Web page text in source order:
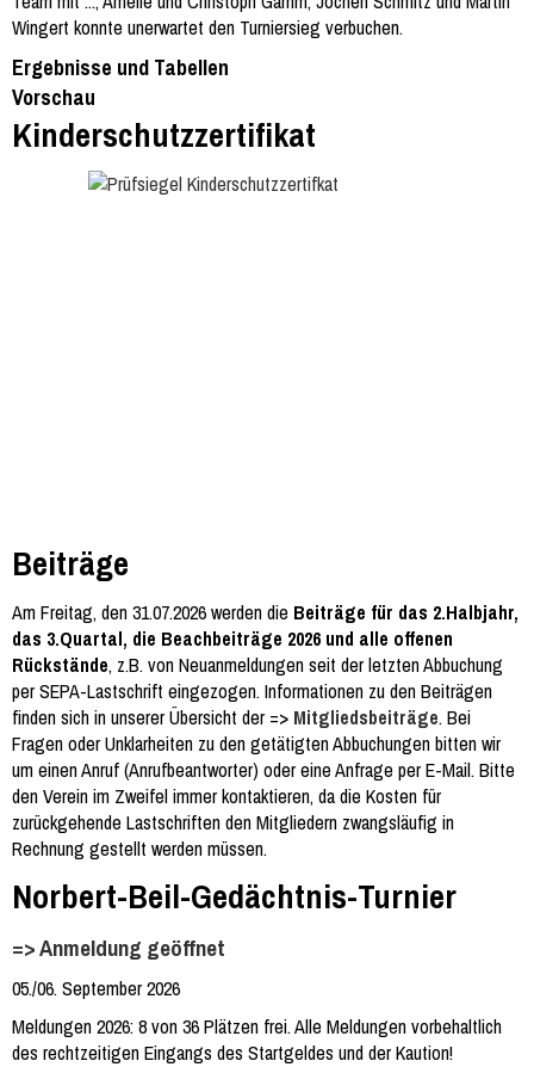
Wingert konnte unerwartet den Turniersieg verbuchen.
Ergebnisse und Tabellen
Vorschau
Kinderschutzzertifikat
Beiträge
Am Freitag, den 31.07.2026 werden die Beiträge für das 2.Halbjahr,
das 3.Quartal, die Beachbeiträge 2026 und alle offenen
Rückstände, z.B. von Neuanmeldungen seit der letzten Abbuchung
per SEPA-Lastschrift eingezogen. Informationen zu den Beiträgen
finden sich in unserer Übersicht der => Mitgliedsbeiträge. Bei
Fragen oder Unklarheiten zu den getätigten Abbuchungen bitten wir
um einen Anruf (Anrufbeantworter) oder eine Anfrage per E-Mail. Bitte
den Verein im Zweifel immer kontaktieren, da die Kosten für
zurückgehende Lastschriften den Mitgliedern zwangsläufig in
Rechnung gestellt werden müssen.
Norbert-Beil-Gedächtnis-Turnier
=> Anmeldung geöffnet
05./06. September 2026
Meldungen 2026: 8 von 36 Plätzen frei. Alle Meldungen vorbehaltlich
des rechtzeitigen Eingangs des Startgeldes und der Kaution!